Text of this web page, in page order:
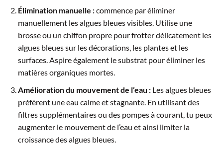
Élimination manuelle :commence par éliminer
manuellement les algues bleues visibles. Utilise une
brosse ou un chiffon propre pour frotter délicatement les
algues bleues sur les décorations, les plantes et les
surfaces. Aspire également le substrat pour éliminer les
matières organiques mortes.
Amélioration du mouvement de l’eau :Les algues bleues
préfèrent une eau calme et stagnante. En utilisant des
filtres supplémentaires ou des pompes à courant, tu peux
augmenter le mouvement de l’eau et ainsi limiter la
croissance des algues bleues.